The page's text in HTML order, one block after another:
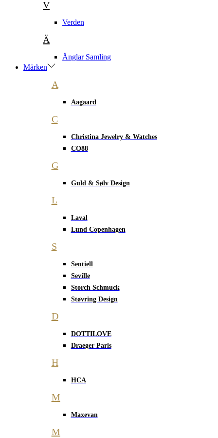
V
Verden
Ä
Änglar Samling
Märken
A
Aagaard
C
Christina Jewelry & Watches
CO88
G
Guld & Sølv Design
L
Laval
Lund Copenhagen
S
Sentiell
Seville
Storch Schmuck
Støvring Design
D
DOTTILOVE
Draeger Paris
H
HCA
M
Maxevan
M